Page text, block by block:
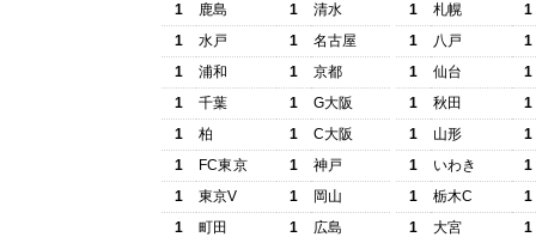
1 鹿島 1
清水
1
水戸 1
名古屋
1
浦和 1
京都
1
千葉 1
G大阪
1
柏 1
C大阪
1
FC東京 1
神戸
1
東京V 1
岡山
1
町田 1
広島
1 札幌
1
1
八戸
1
1
仙台
1
1
秋田
1
1
山形
1
1
いわき
1
1
栃木C
1
1
大宮
1